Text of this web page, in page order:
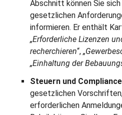
Abschnitt können Sie
gesetzlichen
informieren. Er enthält
„Erforderliche Lizenzen
recherchieren“,
„Einhaltung der
Steuern und
gesetzlichen
erforderlichen